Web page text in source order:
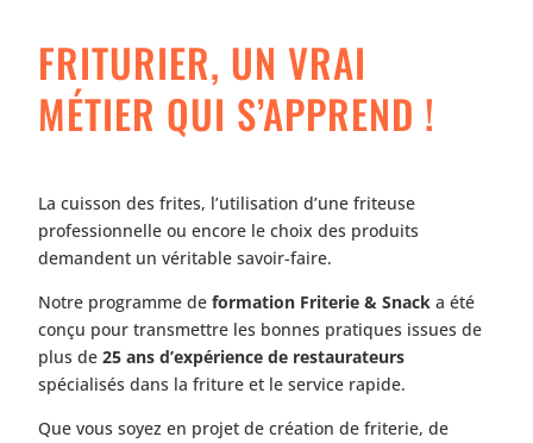
FRITURIER, UN VRAI
MÉTIER QUI S’APPREND !
La cuisson des frites, l’utilisation d’une friteuse
professionnelle ou encore le choix des produits
demandent un véritable savoir-faire.
Notre programme deformation Friterie & Snack a été
conçu pour transmettre les bonnes pratiques issues de
plus de25 ans d’expérience de restaurateurs
spécialisés dans la friture et le service rapide.
Que vous soyez en projet de création de friterie, de